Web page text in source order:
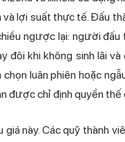
lợi suất thực tế. Đấu
ngược lại: người đấu
đôi khi không sinh lãi và
luân phiên hoặc
được chỉ định quyền thế
này. Các quỹ thành